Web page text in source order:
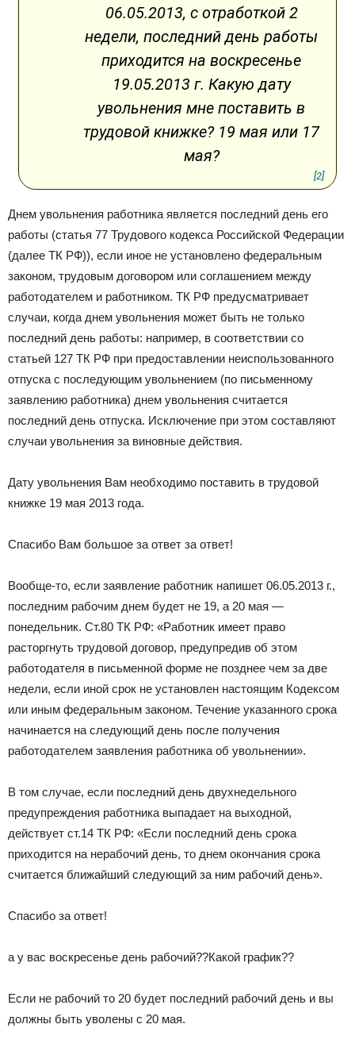
06.05.2013, с отработкой 2
недели, последний день работы
приходится на воскресенье
19.05.2013 г. Какую дату
увольнения мне поставить в
трудовой книжке? 19 мая или 17
мая?
[2]
Днем увольнения работника является последний день его
работы (статья 77 Трудового кодекса Российской Федерации
(далее ТК РФ)), если иное не установлено федеральным
законом, трудовым договором или соглашением между
работодателем и работником. ТК РФ предусматривает
случаи, когда днем увольнения может быть не только
последний день работы: например, в соответствии со
статьей 127 ТК РФ при предоставлении неиспользованного
отпуска с последующим увольнением (по письменному
заявлению работника) днем увольнения считается
последний день отпуска. Исключение при этом составляют
случаи увольнения за виновные действия.
Дату увольнения Вам необходимо поставить в трудовой
книжке 19 мая 2013 года.
Спасибо Вам большое за ответ за ответ!
Вообще-то, если заявление работник напишет 06.05.2013 г.,
последним рабочим днем будет не 19, а 20 мая —
понедельник. Ст.80 ТК РФ: «Работник имеет право
расторгнуть трудовой договор, предупредив об этом
работодателя в письменной форме не позднее чем за две
недели, если иной срок не установлен настоящим Кодексом
или иным федеральным законом. Течение указанного срока
начинается на следующий день после получения
работодателем заявления работника об увольнении».
В том случае, если последний день двухнедельного
предупреждения работника выпадает на выходной,
действует ст.14 ТК РФ: «Если последний день срока
приходится на нерабочий день, то днем окончания срока
считается ближайший следующий за ним рабочий день».
Спасибо за ответ!
а у вас воскресенье день рабочий??Какой график??
Если не рабочий то 20 будет последний рабочий день и вы
должны быть уволены с 20 мая.